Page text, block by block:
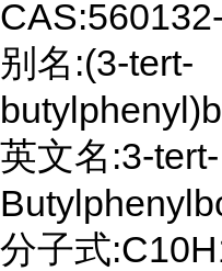
别名:(3-tert-
英文名:3-tert-
分子式